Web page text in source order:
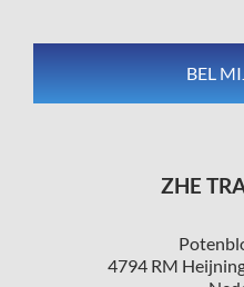
ZHE
4794 RM